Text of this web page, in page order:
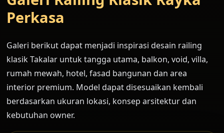
Perkasa
Galeri berikut dapat menjadi inspirasi desain railing
klasik Takalar untuk tangga utama, balkon, void, villa,
rumah mewah, hotel, fasad bangunan dan area
interior premium. Model dapat disesuaikan kembali
berdasarkan ukuran lokasi, konsep arsitektur dan
kebutuhan owner.